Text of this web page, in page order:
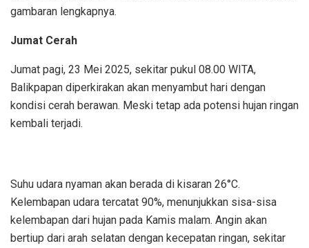
gambaran lengkapnya.
Jumat Cerah
Jumat pagi, 23 Mei 2025, sekitar pukul 08.00 WITA,
Balikpapan diperkirakan akan menyambut hari dengan
kondisi cerah berawan. Meski tetap ada potensi hujan ringan
kembali terjadi.
Suhu udara nyaman akan berada di kisaran 26°C.
Kelembapan udara tercatat 90%, menunjukkan sisa-sisa
kelembapan dari hujan pada Kamis malam. Angin akan
bertiup dari arah selatan dengan kecepatan ringan, sekitar